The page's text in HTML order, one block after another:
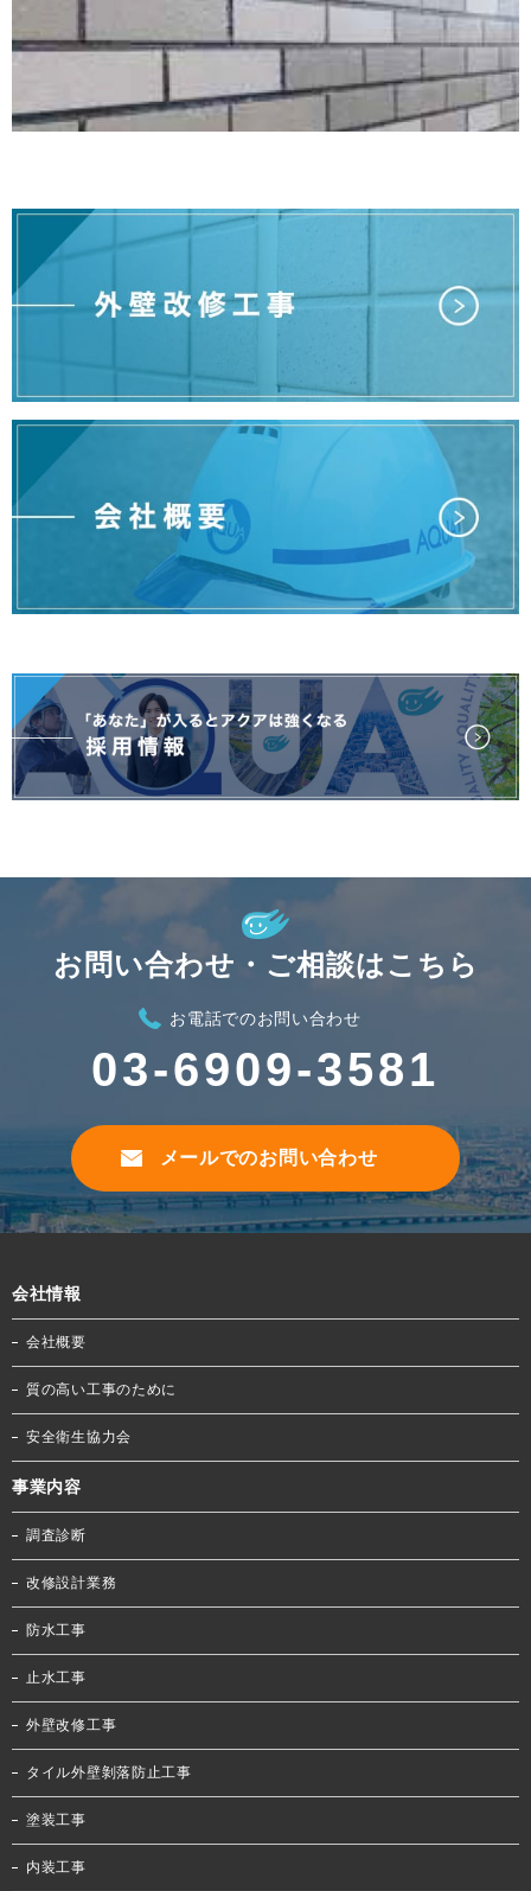
お問い合わせ・ご相談はこちら
お電話でのお問い合わせ
03-6909-3581
メールでのお問い合わせ
会社情報
会社概要
質の高い工事のために
安全衛生協力会
事業内容
調査診断
改修設計業務
防水工事
止水工事
外壁改修工事
タイル外壁剝落防止工事
塗装工事
内装工事